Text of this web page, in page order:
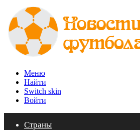
Меню
Найти
Switch skin
Войти
Страны